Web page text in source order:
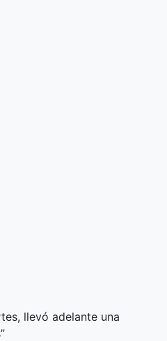
llevó adelante una